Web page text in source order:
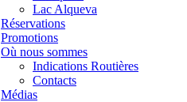
Lac Alqueva
Réservations
Promotions
Où nous sommes
Indications Routières
Contacts
Médias